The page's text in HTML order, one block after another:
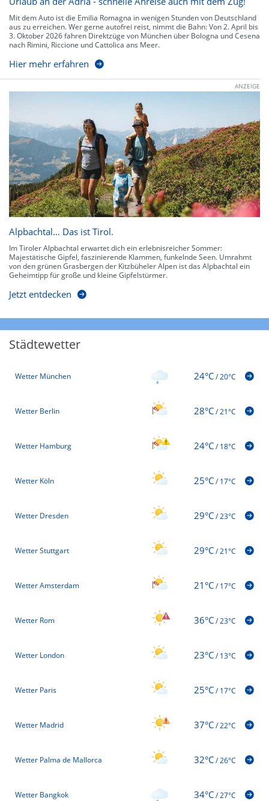
Mit dem Auto ist die Emilia Romagna in wenigen Stunden von Deutschland
aus zu erreichen. Wer gerne autofrei reist, nimmt die Bahn: Von 2. April bis
3. Oktober 2026 fahren Direktzüge von München über Bologna und Cesena
nach Rimini, Riccione und Cattolica ans Meer.
Hier mehr erfahren
ANZEIGE
Alpbachtal… Das ist Tirol.
Im Tiroler Alpbachtal erwartet dich ein erlebnisreicher Sommer:
Majestätische Gipfel, faszinierende Klammen, funkelnde Seen. Umrahmt
von den grünen Grasbergen der Kitzbüheler Alpen ist das Alpbachtal ein
Geheimtipp für große und kleine Gipfelstürmer.
Jetzt entdecken
Städtewetter
Wetter München 24°C/20°C
Wetter Berlin 28°C/21°C
Wetter Hamburg 24°C/18°C
Wetter Köln 25°C/17°C
Wetter Dresden 29°C/23°C
Wetter Stuttgart 29°C/21°C
Wetter Amsterdam 21°C/17°C
Wetter Rom 36°C/23°C
Wetter London 23°C/13°C
Wetter Paris 25°C/17°C
Wetter Madrid 37°C/22°C
Wetter Palma de Mallorca 32°C/26°C
Wetter Bangkok 34°C/27°C